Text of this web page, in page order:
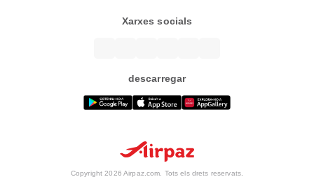
Xarxes socials
descarregar
Copyright 2026 Airpaz.com. Tots els drets reservats.